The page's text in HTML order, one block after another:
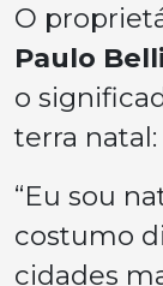
O
Paulo Belli
o
terra natal:
“Eu sou
costumo
cidades